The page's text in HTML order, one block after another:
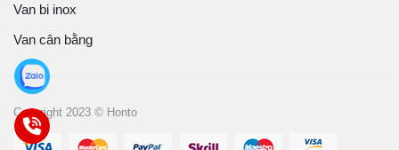
Van bi inox
Van cân bằng
Copyright 2023 © Honto